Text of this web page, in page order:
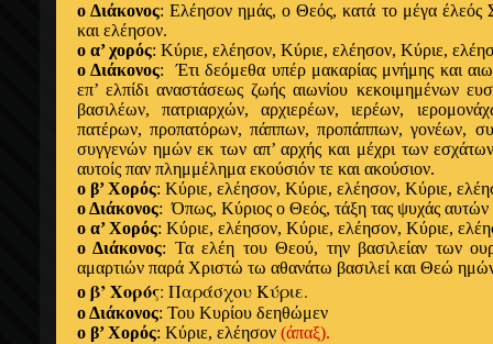
ο Διάκονος: Ελέησον ημάς, ο Θεός, κατά το μέγα έλεός
και ελέησον.
ο α’ χορός: Κύριε, ελέησον, Κύριε, ελέησον, Κύριε,
ο Διάκονος: Έτι δεόμεθα υπέρ μακαρίας μνήμης και
επ’ ελπίδι αναστάσεως ζωής αιωνίου κεκοιμημένων
βασιλέων, πατριαρχών, αρχιερέων, ιερέων,
πατέρων, προπατόρων, πάππων, προπάππων, γονέων,
συγγενών ημών εκ των απ’ αρχής και μέχρι των
αυτοίς παν πλημμέλημα εκούσιόν τε και ακούσιον.
o β’ Χορός: Κύριε, ελέησον, Κύριε, ελέησον, Κύριε,
ο Διάκονος: Όπως, Κύριος ο Θεός, τάξη τας ψυχάς αυτών
ο α’ Χορός: Κύριε, ελέησον, Κύριε, ελέησον, Κύριε,
ο Διάκονος: Τα ελέη του Θεού, την βασιλείαν των
αμαρτιών παρά Χριστώ τω αθανάτω βασιλεί και Θεώ
ο β’ Χορός: Παράσχου Κύριε.
ο Διάκονος: Του Κυρίου δεηθώμεν
ο β’ Χορός: Κύριε, ελέησον (άπαξ).